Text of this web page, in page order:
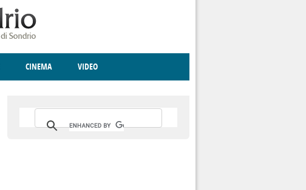
CINEMA VIDEO